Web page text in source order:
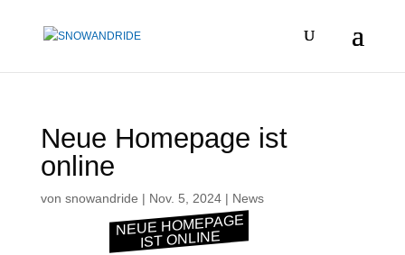
Neue Homepage ist
online
von snowandride | Nov. 5, 2024| News
NEUE HOMEPAGE
IST ONLINE